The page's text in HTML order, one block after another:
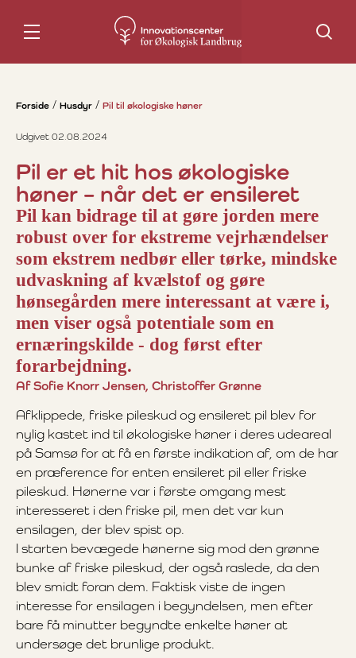
Søg
Forside Husdyr Pil til økologiske høner
Udgivet 02.08.2024
Pil er et hit hos økologiske
høner – når det er ensileret
Pil kan bidrage til at gøre jorden mere
robust over for ekstreme vejrhændelser
som ekstrem nedbør eller tørke, mindske
udvaskning af kvælstof og gøre
hønsegården mere interessant at være i,
men viser også potentiale som en
ernæringskilde - dog først efter
forarbejdning.
Af Sofie Knorr Jensen, Christoffer Grønne
Afklippede, friske pileskud og ensileret pil blev for
nylig kastet ind til økologiske høner i deres udeareal
på Samsø for at få en første indikation af, om de har
en præference for enten ensileret pil eller friske
pileskud. Hønerne var i første omgang mest
interesseret i den friske pil, men det var kun
ensilagen, der blev spist op.
I starten bevægede hønerne sig mod den grønne
bunke af friske pileskud, der også raslede, da den
blev smidt foran dem. Faktisk viste de ingen
interesse for ensilagen i begyndelsen, men efter
bare få minutter begyndte enkelte høner at
undersøge det brunlige produkt.